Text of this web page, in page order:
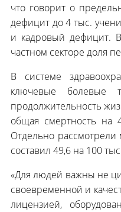
что говорит о
дефицит до 4 тыс.
и кадровый дефицит.
частном секторе доля
В системе
ключевые болевые
продолжительность
общая смертность на
Отдельно рассмотрели
составил 49,6 на 100
«Для людей важны не
своевременной и
лицензией,